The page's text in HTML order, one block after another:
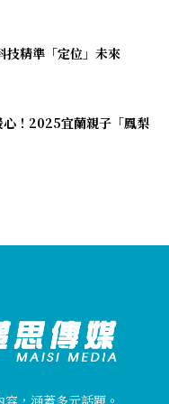
技精準「定位」未來
心！2025宜蘭親子「鳳梨
，涵蓋多元話題。